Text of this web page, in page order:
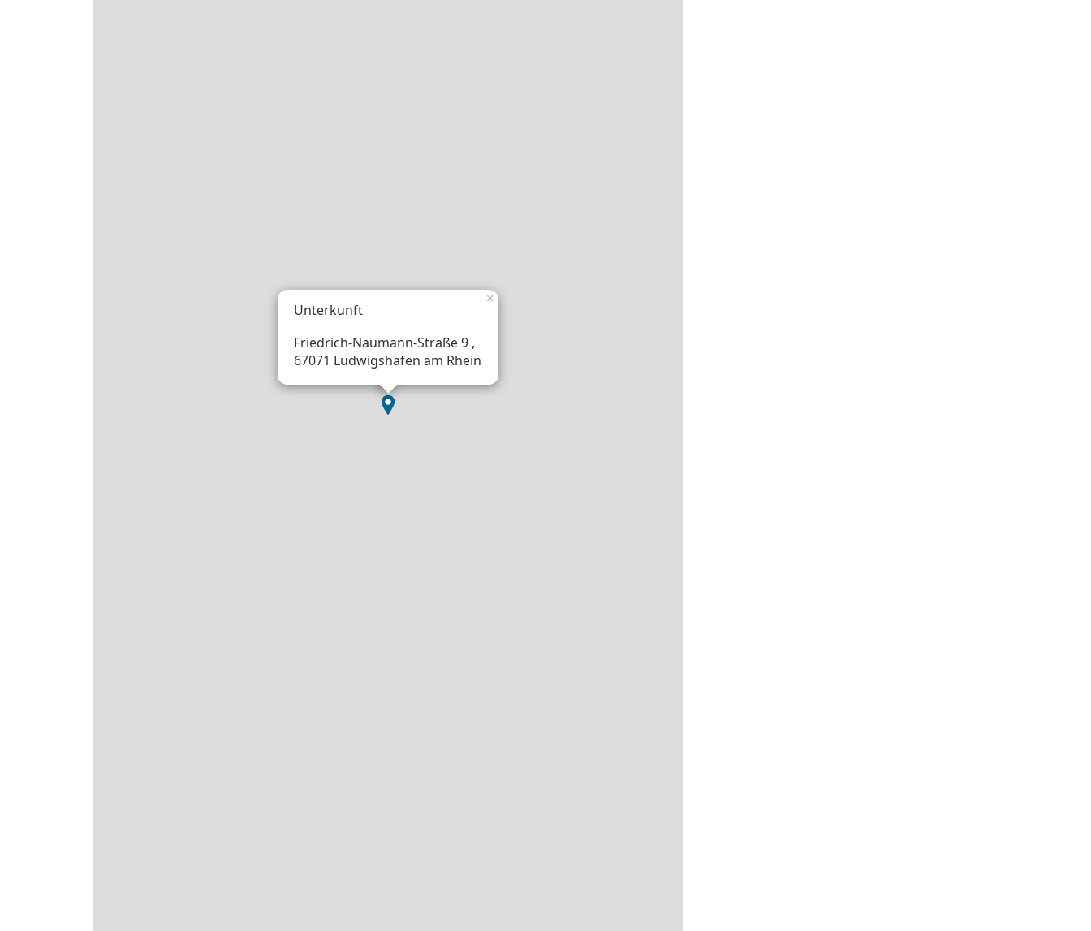
Unterkunft
Friedrich-Naumann-Straße 9 ,
67071 Ludwigshafen am Rhein
×